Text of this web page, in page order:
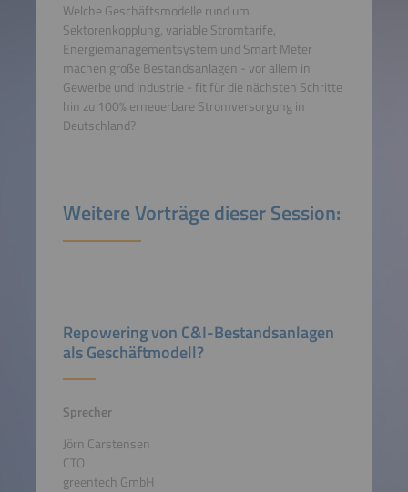
Welche Geschäftsmodelle rund um
Sektorenkopplung, variable Stromtarife,
Energiemanagementsystem und Smart Meter
machen große Bestandsanlagen - vor allem in
Gewerbe und Industrie - fit für die nächsten Schritte
hin zu 100% erneuerbare Stromversorgung in
Deutschland?
Weitere Vorträge dieser Session:
Repowering von C&I-Bestandsanlagen
als Geschäftmodell?
Sprecher
Jörn Carstensen
CTO
greentech GmbH